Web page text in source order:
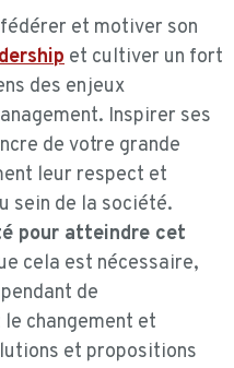
et motiver son
et cultiver un fort
des enjeux
Inspirer ses
de votre grande
leur respect et
sein de la société.
pour atteindre cet
cela est nécessaire,
de
changement et
et propositions